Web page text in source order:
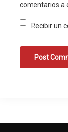
comentarios a
Recibir un